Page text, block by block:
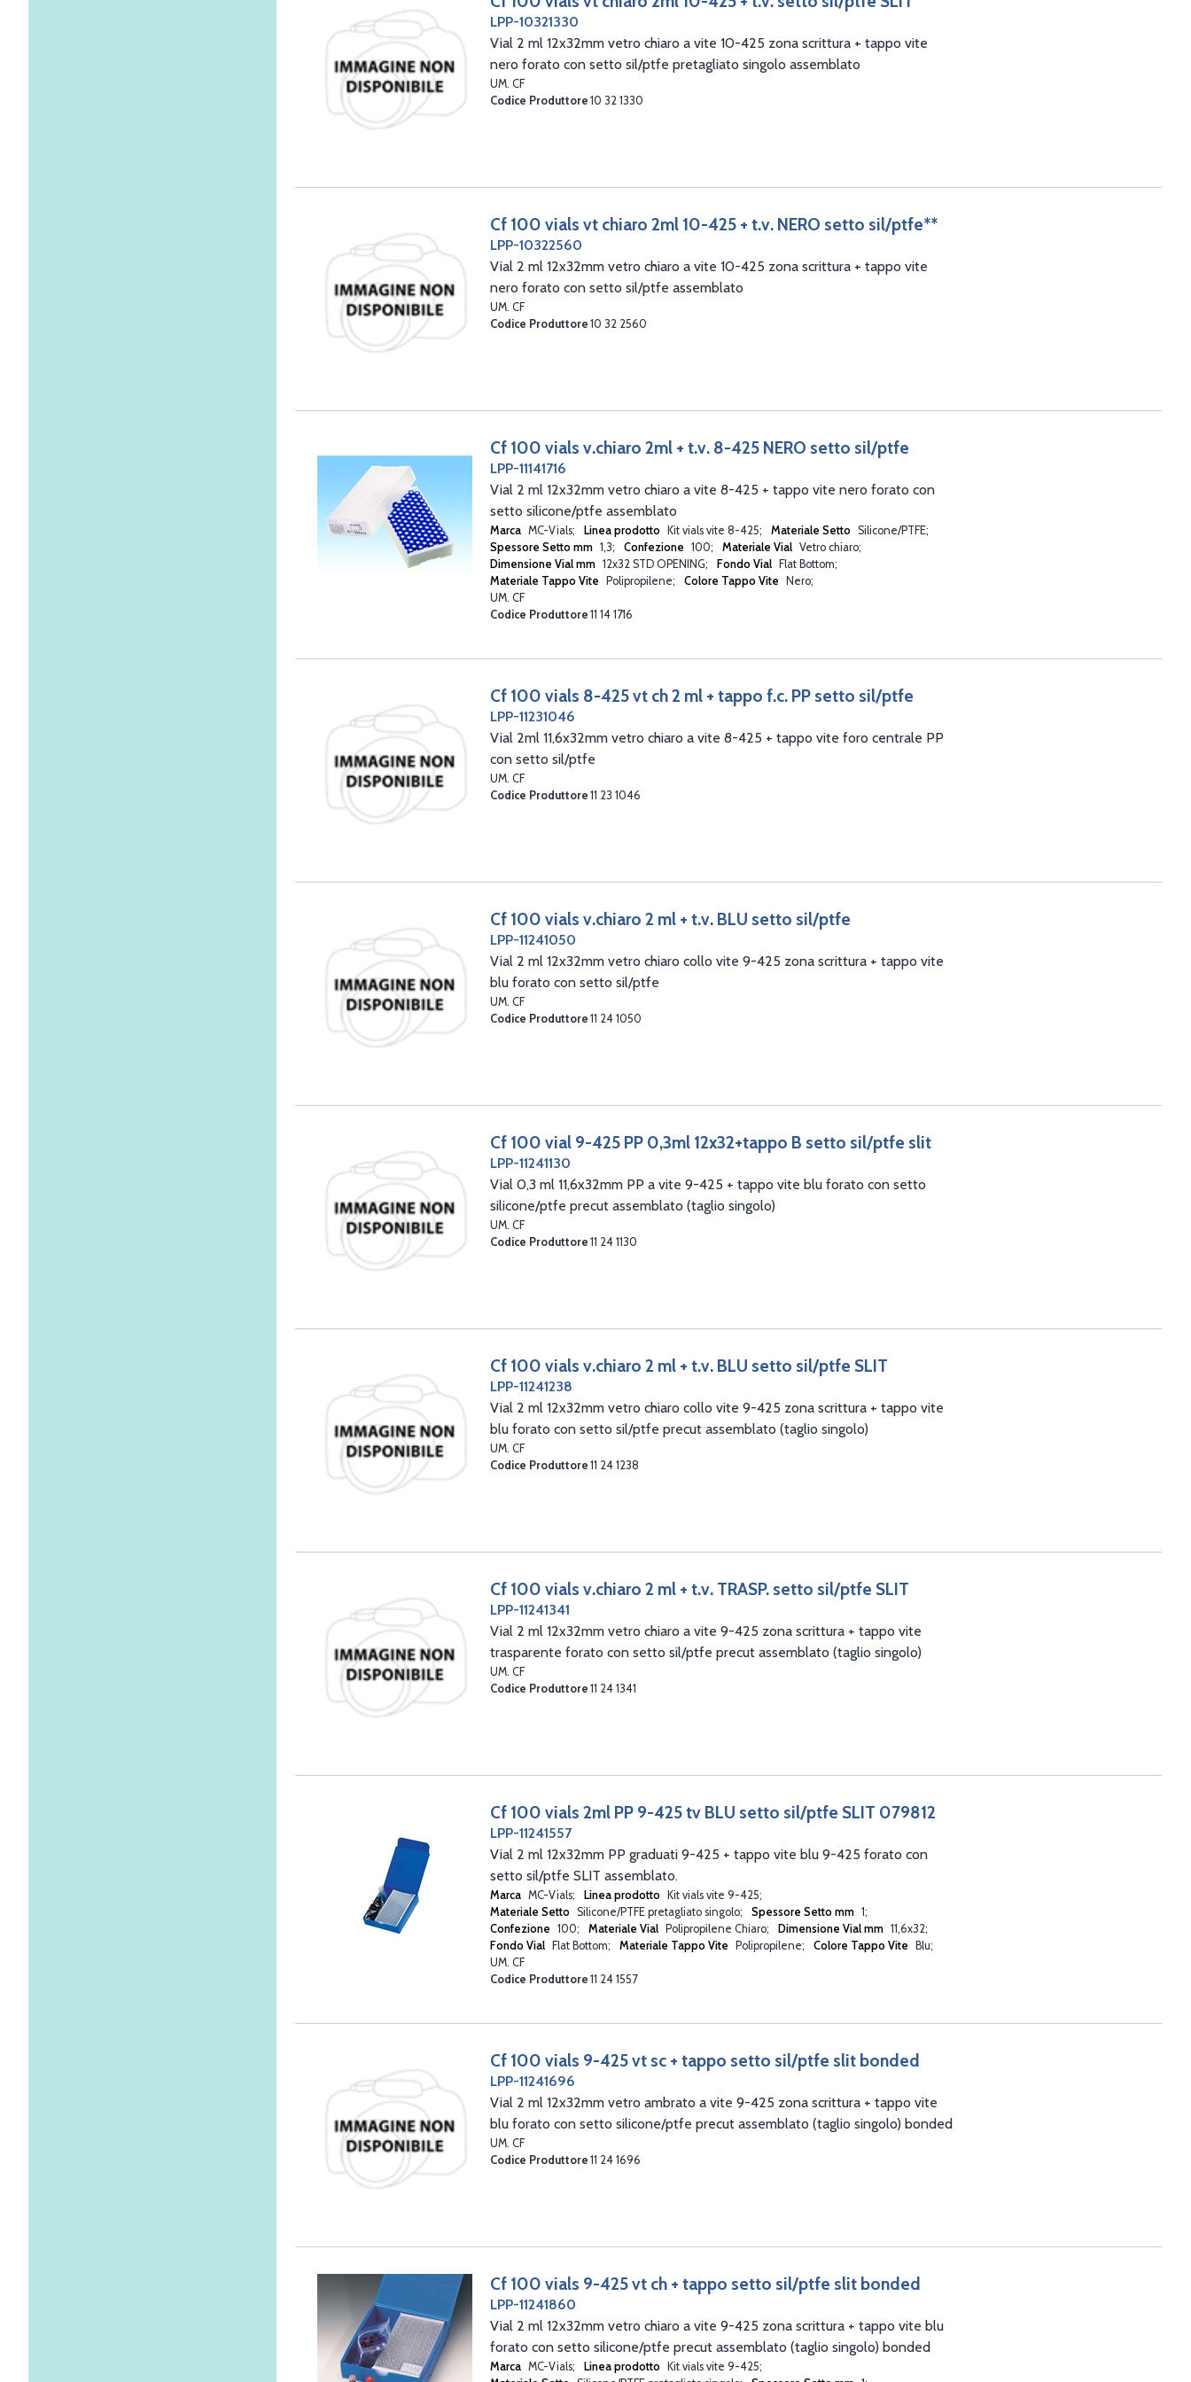
LPP-10321330
Vial 2 ml 12x32mm vetro chiaro a vite 10-425 zona scrittura + tappo vite
nero forato con setto sil/ptfe pretagliato singolo assemblato
UM. CF
Codice Produttore 10 32 1330
Cf 100 vials vt chiaro 2ml 10-425 + t.v. NERO setto sil/ptfe**
LPP-10322560
Vial 2 ml 12x32mm vetro chiaro a vite 10-425 zona scrittura + tappo vite
nero forato con setto sil/ptfe assemblato
UM. CF
Codice Produttore 10 32 2560
Cf 100 vials v.chiaro 2ml + t.v. 8-425 NERO setto sil/ptfe
LPP-11141716
Vial 2 ml 12x32mm vetro chiaro a vite 8-425 + tappo vite nero forato con
setto silicone/ptfe assemblato
Marca MC-Vials Linea prodotto Kit vials vite 8-425 Materiale Setto Silicone/PTFE
Spessore Setto mm 1,3 Confezione 100 Materiale Vial Vetro chiaro
Dimensione Vial mm 12x32 STD OPENING Fondo Vial
Flat Bottom
Materiale Tappo Vite
Polipropilene Colore Tappo Vite
Nero
UM. CF
Codice Produttore 11 14 1716
Cf 100 vials 8-425 vt ch 2 ml + tappo f.c. PP setto sil/ptfe
LPP-11231046
Vial 2ml 11,6x32mm vetro chiaro a vite 8-425 + tappo vite foro centrale PP
con setto sil/ptfe
UM. CF
Codice Produttore 11 23 1046
Cf 100 vials v.chiaro 2 ml + t.v. BLU setto sil/ptfe
LPP-11241050
Vial 2 ml 12x32mm vetro chiaro collo vite 9-425 zona scrittura + tappo vite
blu forato con setto sil/ptfe
UM. CF
Codice Produttore 11 24 1050
Cf 100 vial 9-425 PP 0,3ml 12x32+tappo B setto sil/ptfe slit
LPP-11241130
Vial 0,3 ml 11,6x32mm PP a vite 9-425 + tappo vite blu forato con setto
silicone/ptfe precut assemblato (taglio singolo)
UM. CF
Codice Produttore 11 24 1130
Cf 100 vials v.chiaro 2 ml + t.v. BLU setto sil/ptfe SLIT
LPP-11241238
Vial 2 ml 12x32mm vetro chiaro collo vite 9-425 zona scrittura + tappo vite
blu forato con setto sil/ptfe precut assemblato (taglio singolo)
UM. CF
Codice Produttore 11 24 1238
Cf 100 vials v.chiaro 2 ml + t.v. TRASP. setto sil/ptfe SLIT
LPP-11241341
Vial 2 ml 12x32mm vetro chiaro a vite 9-425 zona scrittura + tappo vite
trasparente forato con setto sil/ptfe precut assemblato (taglio singolo)
UM. CF
Codice Produttore 11 24 1341
Cf 100 vials 2ml PP 9-425 tv BLU setto sil/ptfe SLIT 079812
LPP-11241557
Vial 2 ml 12x32mm PP graduati 9-425 + tappo vite blu 9-425 forato con
setto sil/ptfe SLIT assemblato.
Marca MC-Vials Linea prodotto
Kit vials vite 9-425
Materiale Setto Silicone/PTFE pretagliato singolo Spessore Setto mm 1
Confezione 100 Materiale Vial Polipropilene Chiaro Dimensione Vial mm 11,6x32
Fondo Vial
Flat Bottom Materiale Tappo Vite Polipropilene Colore Tappo Vite
Blu
UM. CF
Codice Produttore 11 24 1557
Cf 100 vials 9-425 vt sc + tappo setto sil/ptfe slit bonded
LPP-11241696
Vial 2 ml 12x32mm vetro ambrato a vite 9-425 zona scrittura + tappo vite
blu forato con setto silicone/ptfe precut assemblato (taglio singolo) bonded
UM. CF
Codice Produttore 11 24 1696
Cf 100 vials 9-425 vt ch + tappo setto sil/ptfe slit bonded
LPP-11241860
Vial 2 ml 12x32mm vetro chiaro a vite 9-425 zona scrittura + tappo vite blu
forato con setto silicone/ptfe precut assemblato (taglio singolo) bonded
Marca MC-Vials Linea prodotto
Kit vials vite 9-425